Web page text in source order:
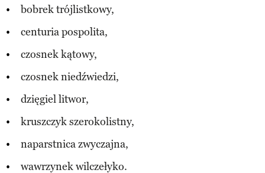
bobrek trójlistkowy,
centuria pospolita,
czosnek kątowy,
czosnek niedźwiedzi,
dzięgiel litwor,
kruszczyk szerokolistny,
naparstnica zwyczajna,
wawrzynek wilczełyko.